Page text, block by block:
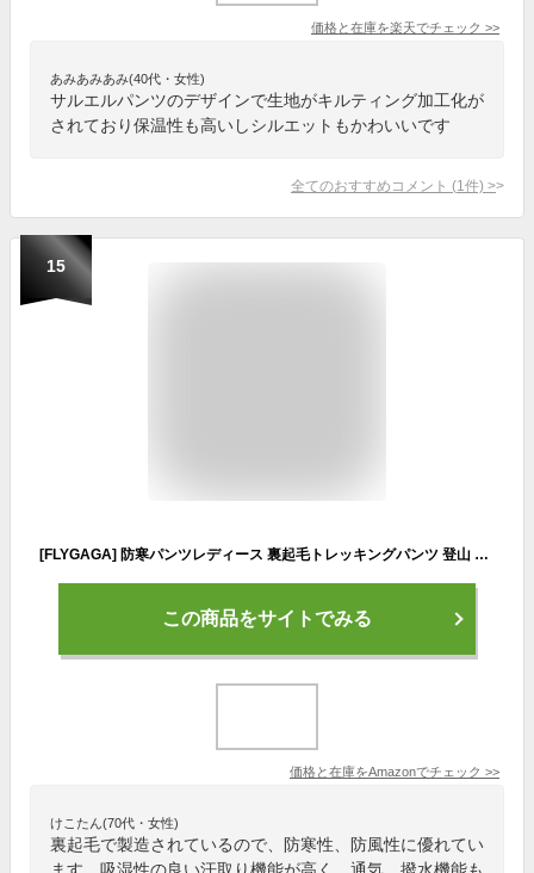
価格と在庫を楽天でチェック >>
あみあみあみ(40代・女性)
サルエルパンツのデザインで生地がキルティング加工化が
されており保温性も高いしシルエットもかわいいです
全てのおすすめコメント (1 件) >
15
[FLYGAGA] 防寒パンツレディース 裏起毛トレッキングパンツ 登山 アウトドアロング 防水 防風 ズボン 大きいサイズ 調整紐 人気 秋冬
この商品をサイトでみる
価格と在庫をAmazonでチェック >>
けこたん(70代・女性)
裏起毛で製造されているので、防寒性、防風性に優れてい